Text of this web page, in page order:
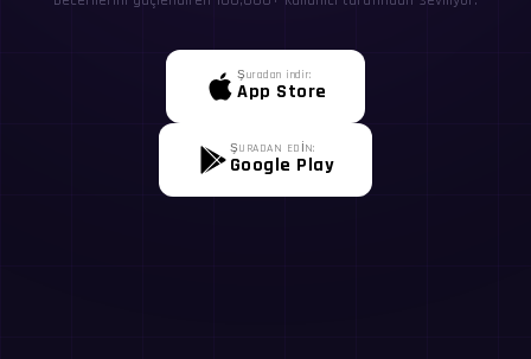
Şuradan indir:
App Store
ŞURADAN EDİN:
Google Play